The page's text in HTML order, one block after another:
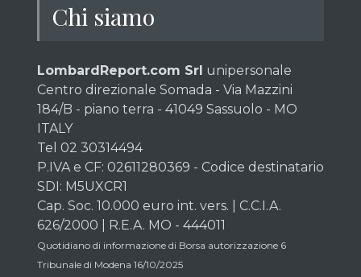
Chi siamo
LombardReport.com Srl unipersonale
Centro direzionale Somada - Via Mazzini
184/B - piano terra - 41049 Sassuolo - MO
ITALY
Tel 02 30314494
P.IVA e CF: 02611280369 - Codice destinatario
SDI: M5UXCR1
Cap. Soc. 10.000 euro int. vers. | C.C.I.A.
626/2000 | R.E.A. MO - 444011
Quotidiano di informazione di Borsa autorizzazione 6
Tribunale di Modena 16/10/2025